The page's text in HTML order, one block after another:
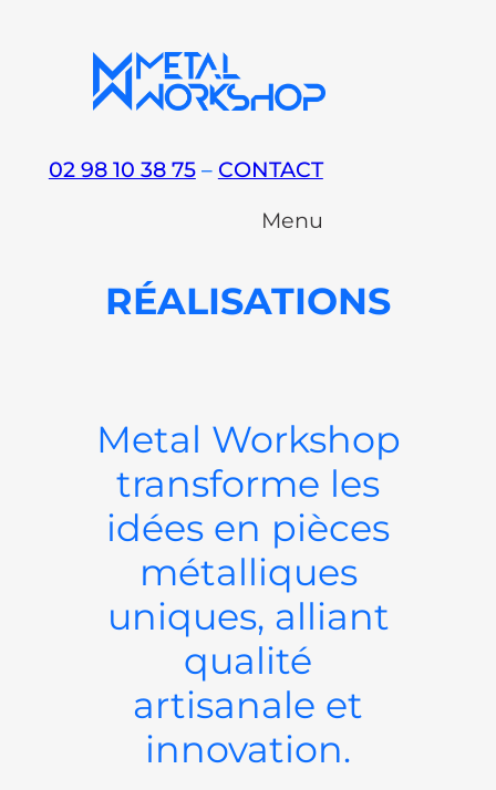
contenu
02 98 10 38 75– CONTACT
Menu
RÉALISATIONS
Metal Workshop
transforme les
idées en pièces
métalliques
uniques, alliant
qualité
artisanale et
innovation.